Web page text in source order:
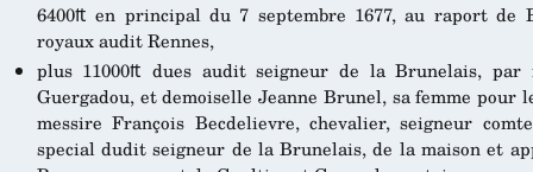
6400₶ en principal du 7 septembre 1677, au raport
royaux audit Rennes,
plus 11000₶ dues audit seigneur de la Brunelais, par
Guergadou, et demoiselle Jeanne Brunel, sa femme
messire François Becdelievre, chevalier, seigneur
special dudit seigneur de la Brunelais, de la maison et